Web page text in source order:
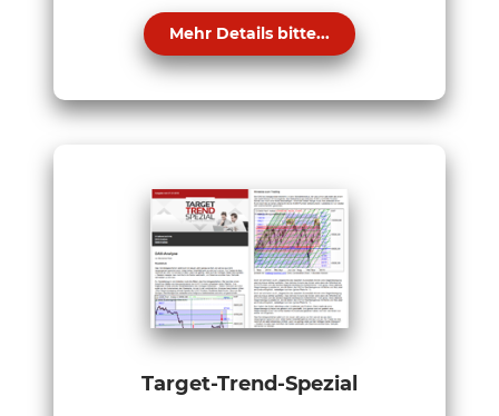
Mehr Details bitte...
Target-Trend-Spezial